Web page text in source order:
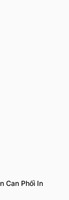
Can Phối In